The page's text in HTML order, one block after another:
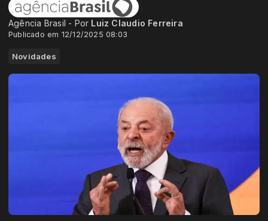
Agência Brasil - Por Luiz Claudio Ferreira
Publicado em 12/12/2025 08:03
Novidades